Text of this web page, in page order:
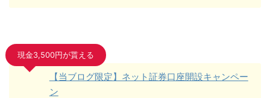
現金3,500円が貰える
【当ブログ限定】ネット証券口座開設キャンペー
ン